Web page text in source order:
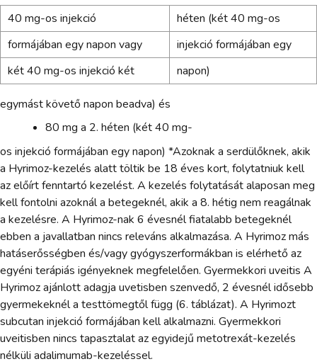
40 mg-os injekció
héten (két 40 mg-os
formájában egy napon vagy
injekció formájában egy
két 40 mg-os injekció két
napon)
egymást követő napon beadva) és
80 mg a 2. héten (két 40 mg-
os injekció formájában egy napon) *Azoknak a serdülőknek, akik
a Hyrimoz-kezelés alatt töltik be 18 éves kort, folytatniuk kell
az előírt fenntartó kezelést. A kezelés folytatását alaposan meg
kell fontolni azoknál a betegeknél, akik a 8. hétig nem reagálnak
a kezelésre. A Hyrimoz-nak 6 évesnél fiatalabb betegeknél
ebben a javallatban nincs releváns alkalmazása. A Hyrimoz más
hatáserősségben és/vagy gyógyszerformákban is elérhető az
egyéni terápiás igényeknek megfelelően. Gyermekkori uveitis A
Hyrimoz ajánlott adagja uvetisben szenvedő, 2 évesnél idősebb
gyermekeknél a testtömegtől függ (6. táblázat). A Hyrimozt
subcutan injekció formájában kell alkalmazni. Gyermekkori
uveitisben nincs tapasztalat az egyidejű metotrexát-kezelés
nélküli adalimumab-kezeléssel.